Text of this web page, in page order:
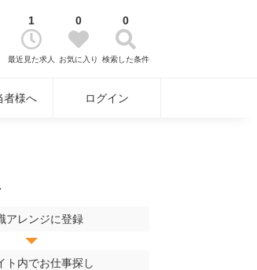
1
最近見た求人
0
お気に入り
0
検索した条件
者様へ ログイン
アレンジに登録
ト内でお仕事探し